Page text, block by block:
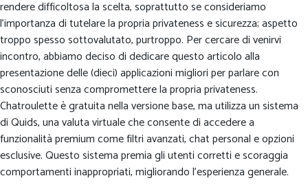
rendere difficoltosa la scelta, soprattutto se consideriamo
l’importanza di tutelare la propria privateness e sicurezza; aspetto
troppo spesso sottovalutato, purtroppo. Per cercare di venirvi
incontro, abbiamo deciso di dedicare questo articolo alla
presentazione delle (dieci) applicazioni migliori per parlare con
sconosciuti senza compromettere la propria privateness.
Chatroulette è gratuita nella versione base, ma utilizza un sistema
di Quids, una valuta virtuale che consente di accedere a
funzionalità premium come filtri avanzati, chat personal e opzioni
esclusive. Questo sistema premia gli utenti corretti e scoraggia
comportamenti inappropriati, migliorando l’esperienza generale.